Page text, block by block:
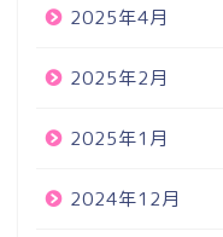
2025年4月
2025年2月
2025年1月
2024年12月